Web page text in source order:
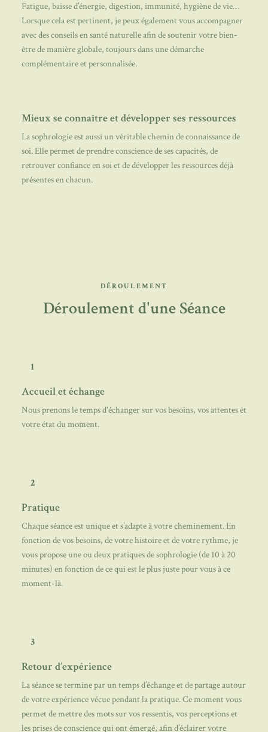
Fatigue, baisse d’énergie, digestion, immunité, hygiène de vie…
Lorsque cela est pertinent, je peux également vous accompagner
avec des conseils en santé naturelle afin de soutenir votre bien-
être de manière globale, toujours dans une démarche
complémentaire et personnalisée.
Mieux se connaître et développer ses ressources
La sophrologie est aussi un véritable chemin de connaissance de
soi. Elle permet de prendre conscience de ses capacités, de
retrouver confiance en soi et de développer les ressources déjà
présentes en chacun.
DÉROULEMENT
Déroulement d'une Séance
1
Accueil et échange
Nous prenons le temps d'échanger sur vos besoins, vos attentes et
votre état du moment.
2
Pratique
Chaque séance est unique et s’adapte à votre cheminement. En
fonction de vos besoins, de votre histoire et de votre rythme, je
vous propose une ou deux pratiques de sophrologie (de 10 à 20
minutes) en fonction de ce qui est le plus juste pour vous à ce
moment-là.
3
Retour d’expérience
La séance se termine par un temps d’échange et de partage autour
de votre expérience vécue pendant la pratique. Ce moment vous
permet de mettre des mots sur vos ressentis, vos perceptions et
les prises de conscience qui ont émergé, afin d’éclairer votre